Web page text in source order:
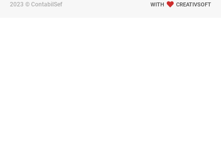
2023 © ContabilSef WITH CREATIVSOFT